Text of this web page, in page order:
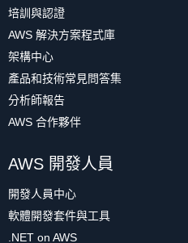
培訓與認證
AWS 解決方案程式庫
架構中心
產品和技術常見問答集
分析師報告
AWS 合作夥伴
AWS 開發人員
開發人員中心
軟體開發套件與工具
.NET on AWS